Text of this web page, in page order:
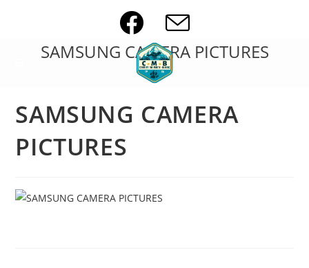
SAMSUNG CAMERA PICTURES
SAMSUNG CAMERA
PICTURES